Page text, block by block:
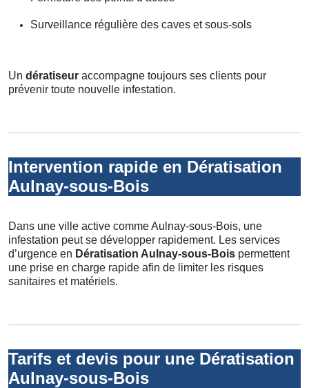
Surveillance régulière des caves et sous-sols
Un dératiseur accompagne toujours ses clients pour
prévenir toute nouvelle infestation.
Intervention rapide en Dératisation
Aulnay-sous-Bois
Dans une ville active comme Aulnay-sous-Bois, une
infestation peut se développer rapidement. Les services
d’urgence en Dératisation Aulnay-sous-Bois permettent
une prise en charge rapide afin de limiter les risques
sanitaires et matériels.
Tarifs et devis pour une Dératisation
Aulnay-sous-Bois